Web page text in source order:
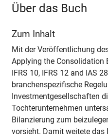
Über das Buch
Zum Inhalt
Mit der Veröffentlichung
Applying the Consolidation
IFRS 10, IFRS 12 and IAS
branchenspezifische
Investmentgesellschaften
Tochterunternehmen
Bilanzierung zum
vorsieht. Damit weitete das